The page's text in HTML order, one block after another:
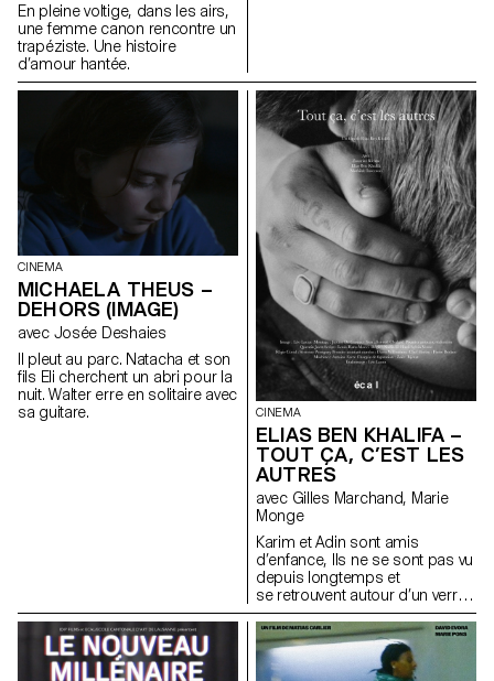
En pleine voltige, dans les airs,
une femme canon rencontre un
trapéziste. Une histoire
d’amour hantée.
CINEMA
MICHAELA THEUS –
DEHORS (IMAGE)
avec Josée Deshaies
Il pleut au parc. Natacha et son
fils Eli cherchent un abri pour la
nuit. Walter erre en solitaire avec
sa guitare.
CINEMA
ELIAS BEN KHALIFA –
TOUT ÇA, C’EST LES
AUTRES
avec Gilles Marchand, Marie
Monge
Karim et Adin sont amis
d’enfance, Ils ne se sont pas vu
depuis longtemps et
se retrouvent autour d’un verre
pour rattraper le temps perdu.